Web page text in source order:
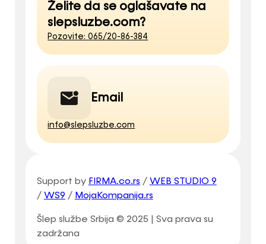
Želite da se oglašavate na
slepsluzbe.com?
Pozovite: 065/20-86-384
Email
info@slepsluzbe.com
Šlep službe Srbija © 2025 | Sva prava su
zadržana
Support by FIRMA.co.rs / WEB STUDIO 9
/ WS9 / MojaKompanija.rs